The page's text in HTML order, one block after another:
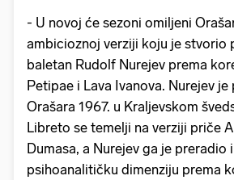
- U novoj će sezoni omiljeni
ambicioznoj verziji koju je stvorio
baletan Rudolf Nurejev prema
Petipae i Lava Ivanova. Nurejev
Orašara 1967. u Kraljevskom
Libreto se temelji na verziji priče
Dumasa, a Nurejev ga je preradio
psihoanalitičku dimenziju prema